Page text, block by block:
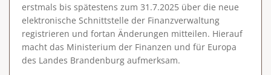
erstmals bis spätestens zum 31.7.2025 über die neue
elektronische Schnittstelle der Finanzverwaltung
registrieren und fortan Änderungen mitteilen. Hierauf
macht das Ministerium der Finanzen und für Europa
des Landes Brandenburg aufmerksam.